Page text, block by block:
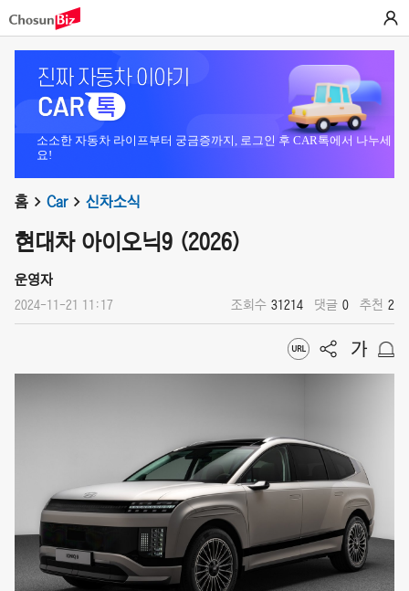
소소한 자동차 라이프부터 궁금증까지, 로그인 후 CAR톡에서 나누세
요!
홈 Car 신차소식
현대차 아이오닉9 (2026)
운영자
2024-11-21 11:17 조회수 31214 댓글 0 추천 2